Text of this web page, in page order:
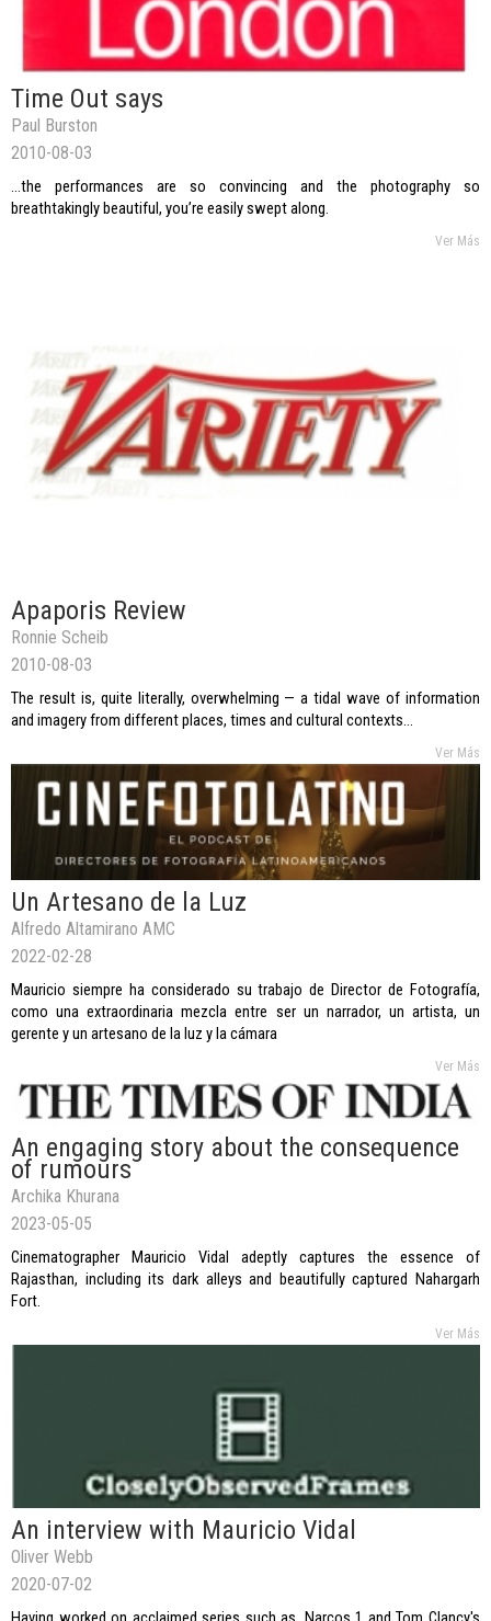
Time Out says
Paul Burston
2010-08-03
...the performances are so convincing and the photography so
breathtakingly beautiful, you’re easily swept along.
Ver Más
Apaporis Review
Ronnie Scheib
2010-08-03
The result is, quite literally, overwhelming — a tidal wave of information
and imagery from different places, times and cultural contexts...
Ver Más
Un Artesano de la Luz
Alfredo Altamirano AMC
2022-02-28
Mauricio siempre ha considerado su trabajo de Director de Fotografía,
como una extraordinaria mezcla entre ser un narrador, un artista, un
gerente y un artesano de la luz y la cámara
Ver Más
An engaging story about the consequence
of rumours
Archika Khurana
2023-05-05
Cinematographer Mauricio Vidal adeptly captures the essence of
Rajasthan, including its dark alleys and beautifully captured Nahargarh
Fort.
Ver Más
An interview with Mauricio Vidal
Oliver Webb
2020-07-02